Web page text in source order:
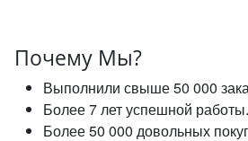
Почему Мы?
Выполнили свыше 50 000
Более 7 лет успешной работы.
Более 50 000 довольных